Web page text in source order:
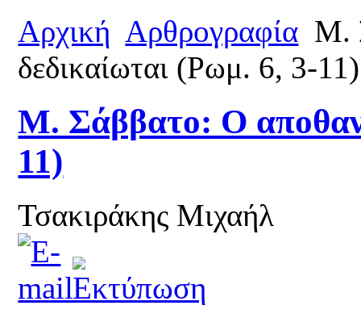
Αρχική Αρθρογραφία Μ.
δεδικαίωται (Ρωμ. 6, 3-11)
Μ. Σάββατο: Ο
11)
Τσακιράκης Μιχαήλ